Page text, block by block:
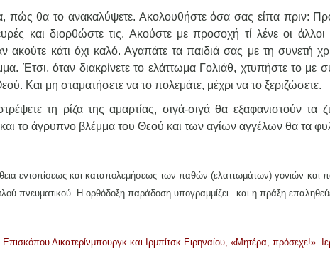
πώς θα το ανακαλύψετε. Ακολουθήστε όσα σας είπα πριν:
και διορθώστε τις. Ακούστε με προσοχή τί λένε οι
ακούτε κάτι όχι καλό. Αγαπάτε τα παιδιά σας με τη συνετή
Έτσι, όταν διακρίνετε το ελάττωμα Γολιάθ, χτυπήστε το με
Και μη σταματήσετε να το πολεμάτε, μέχρι να το ξεριζώσετε.
τη ρίζα της αμαρτίας, σιγά-σιγά θα εξαφανιστούν
το άγρυπνο βλέμμα του Θεού και των αγίων αγγέλων θα τα
εντοπίσεως και καταπολεμήσεως των παθών (ελαττωμάτων) γονιών και
πνευματικού. Η ορθόδοξη παράδοση υπογραμμίζει –και η πράξη
Επισκόπου Αικατερίνμπουργκ και Ιρμπίτσκ Ειρηναίου, «Μητέρα,